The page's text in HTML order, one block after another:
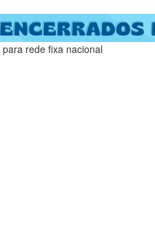
rede fixa nacional